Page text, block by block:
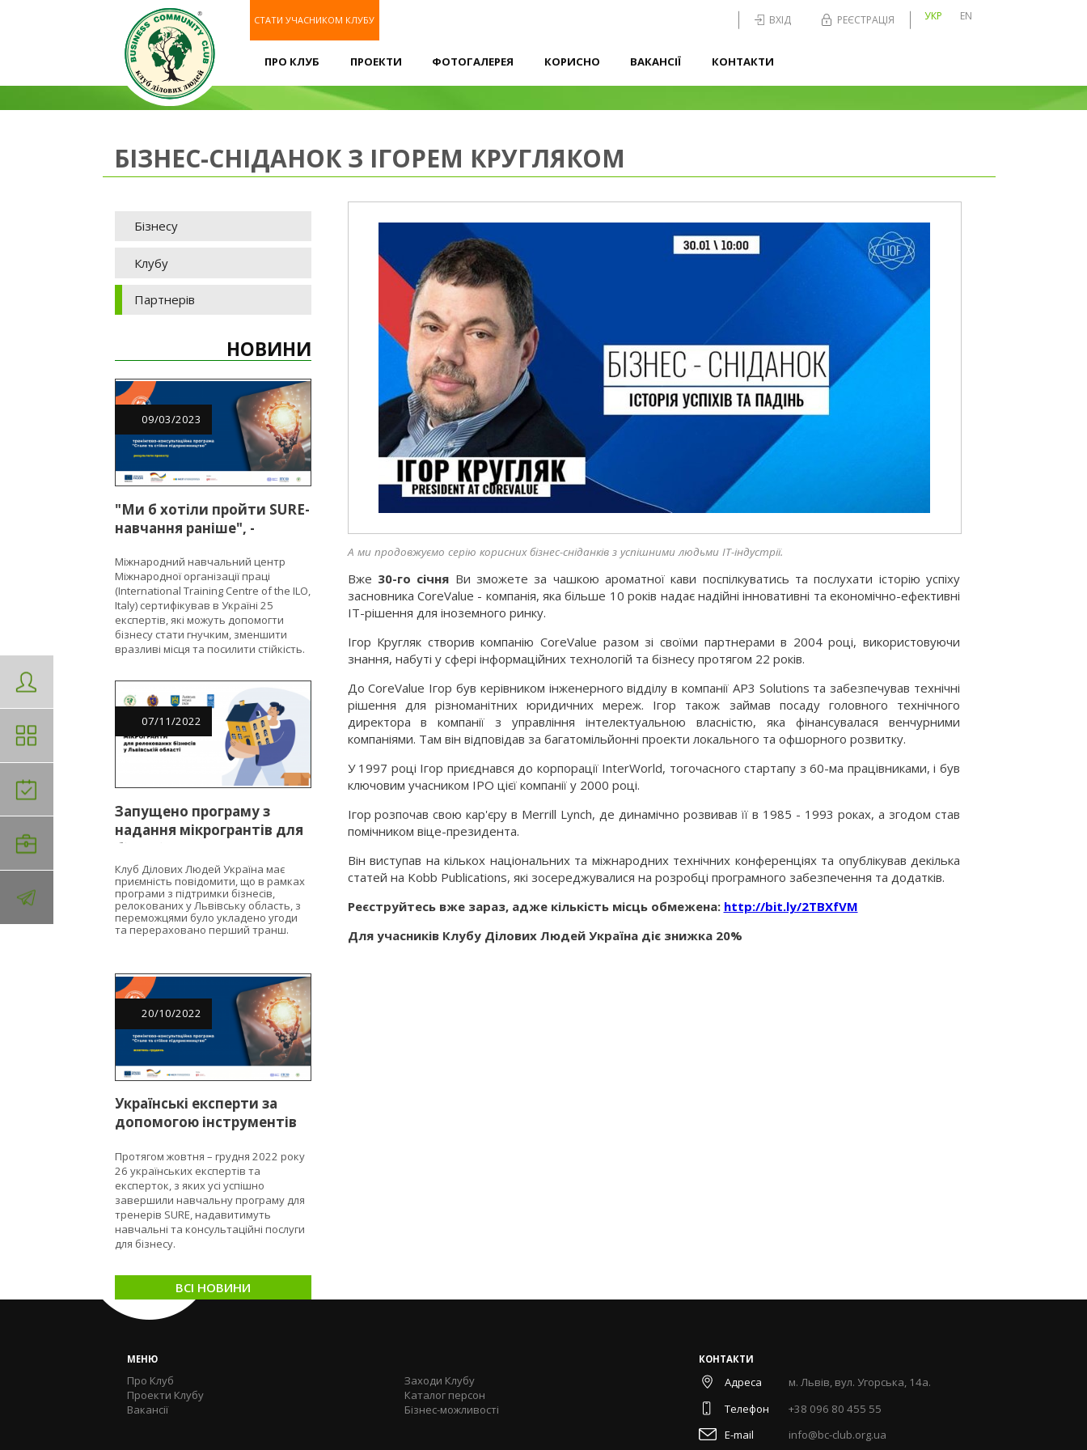
СТАТИ УЧАСНИКОМ КЛУБУ ВХІД РЕЄСТРАЦІЯ УКР EN
ПРО КЛУБ ПРОЕКТИ ФОТОГАЛЕРЕЯ КОРИСНО ВАКАНСІЇ КОНТАКТИ
БІЗНЕС-СНІДАНОК З ІГОРЕМ КРУГЛЯКОМ
Бізнесу
Клубу
Партнерів
НОВИНИ
09/03/2023
"Ми б хотіли пройти SURE-
навчання раніше", -
EU4Business
Міжнародний навчальний центр
Міжнародної організації праці
(International Training Centre of the ILO,
Italy) сертифікував в Україні 25
експертів, які можуть допомогти
бізнесу стати гнучким, зменшити
вразливі місця та посилити стійкість.
07/11/2022
Запущено програму з
надання мікрогрантів для
бізнесів, релокованих у
Львівську область
Клуб Ділових Людей Україна має
приємність повідомити, що в рамках
програми з підтримки бізнесів,
релокованих у Львівську область, з
переможцями було укладено угоди
та перераховано перший транш.
20/10/2022
Українські експерти за
допомогою інструментів
сприятимуть МСБ ставати
сталими та стійкими
Протягом жовтня – грудня 2022 року
26 українських експертів та
експерток, з яких усі успішно
завершили навчальну програму для
тренерів SURE, надавитимуть
навчальні та консультаційні послуги
для бізнесу.
ВСІ НОВИНИ
А ми продовжуємо серію корисних бізнес-сніданків з успішними людьми ІТ-індустрії.
Вже 30-го січня Ви зможете за чашкою ароматної кави поспілкуватись та послухати історію успіху
засновника CoreValue - компанія, яка більше 10 років надає надійні інновативні та економічно-ефективні
IT-рішення для іноземного ринку.
Ігор Кругляк створив компанію CoreValue разом зі своїми партнерами в 2004 році, використовуючи
знання, набуті у сфері інформаційних технологій та бізнесу протягом 22 років.
До CoreValue Ігор був керівником інженерного відділу в компанії AP3 Solutions та забезпечував технічні
рішення для різноманітних юридичних мереж. Ігор також займав посаду головного технічного
директора в компанії з управління інтелектуальною власністю, яка фінансувалася венчурними
компаніями. Там він відповідав за багатомільйонні проекти локального та офшорного розвитку.
У 1997 році Ігор приєднався до корпорації InterWorld, тогочасного стартапу з 60-ма працівниками, і був
ключовим учасником IPO цієї компанії у 2000 році.
Ігор розпочав свою кар'єру в Merrill Lynch, де динамічно розвивав її в 1985 - 1993 роках, а згодом став
помічником віце-президента.
Він виступав на кількох національних та міжнародних технічних конференціях та опублікував декілька
статей на Kobb Publications, які зосереджувалися на розробці програмного забезпечення та додатків.
Реєструйтесь вже зараз, адже кількість місць обмежена: http://bit.ly/2TBXfVM
Для учасників Клубу Ділових Людей Україна діє знижка 20%
МЕНЮ
Про Клуб
Проекти Клубу
Вакансії
Заходи Клубу
Каталог персон
Бізнес-можливості
КОНТАКТИ
Адреса
м. Львів, вул. Угорська, 14а.
Телефон
+38 096 80 455 55
E-mail
info@bc-club.org.ua